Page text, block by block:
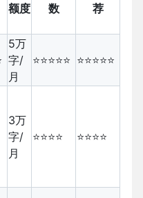
额度
数
荐
5万
字/
月
⭐⭐⭐⭐⭐ ⭐⭐⭐⭐⭐
3万
字/
月
⭐⭐⭐⭐ ⭐⭐⭐⭐